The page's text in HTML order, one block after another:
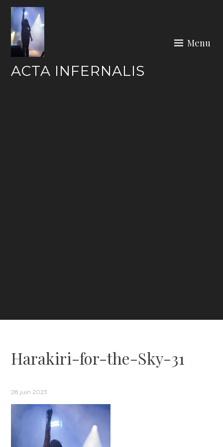
Skip
content
ACTA INFERNALIS
Menu
Harakiri-for-the-Sky-31
28 juin 2023